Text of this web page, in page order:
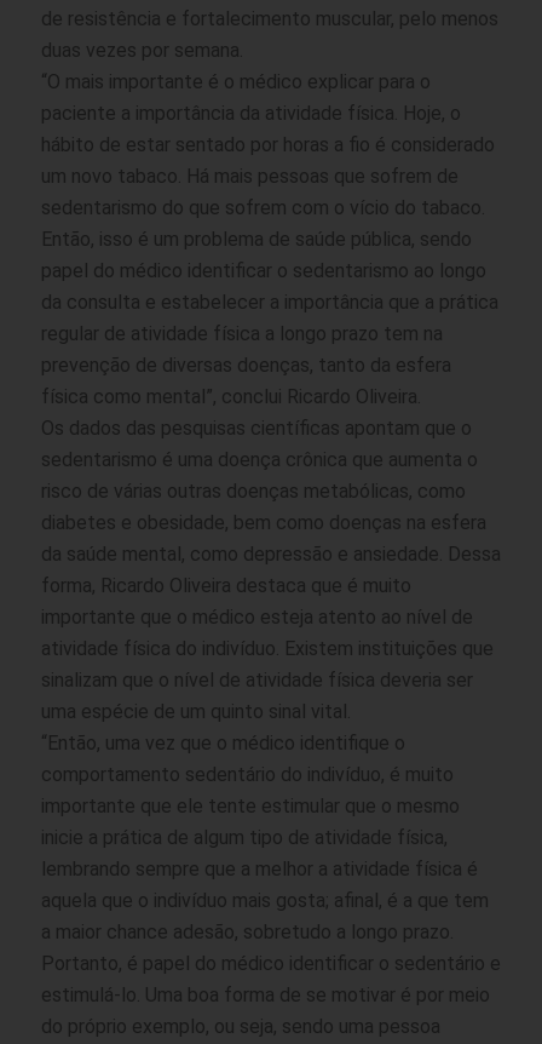
de resistência e fortalecimento muscular, pelo menos
duas vezes por semana.
“O mais importante é o médico explicar para o
paciente a importância da atividade física. Hoje, o
hábito de estar sentado por horas a fio é considerado
um novo tabaco. Há mais pessoas que sofrem de
sedentarismo do que sofrem com o vício do tabaco.
Então, isso é um problema de saúde pública, sendo
papel do médico identificar o sedentarismo ao longo
da consulta e estabelecer a importância que a prática
regular de atividade física a longo prazo tem na
prevenção de diversas doenças, tanto da esfera
física como mental”, conclui Ricardo Oliveira.
Os dados das pesquisas científicas apontam que o
sedentarismo é uma doença crônica que aumenta o
risco de várias outras doenças metabólicas, como
diabetes e obesidade, bem como doenças na esfera
da saúde mental, como depressão e ansiedade. Dessa
forma, Ricardo Oliveira destaca que é muito
importante que o médico esteja atento ao nível de
atividade física do indivíduo. Existem instituições que
sinalizam que o nível de atividade física deveria ser
uma espécie de um quinto sinal vital.
“Então, uma vez que o médico identifique o
comportamento sedentário do indivíduo, é muito
importante que ele tente estimular que o mesmo
inicie a prática de algum tipo de atividade física,
lembrando sempre que a melhor a atividade física é
aquela que o indivíduo mais gosta; afinal, é a que tem
a maior chance adesão, sobretudo a longo prazo.
Portanto, é papel do médico identificar o sedentário e
estimulá-lo. Uma boa forma de se motivar é por meio
do próprio exemplo, ou seja, sendo uma pessoa